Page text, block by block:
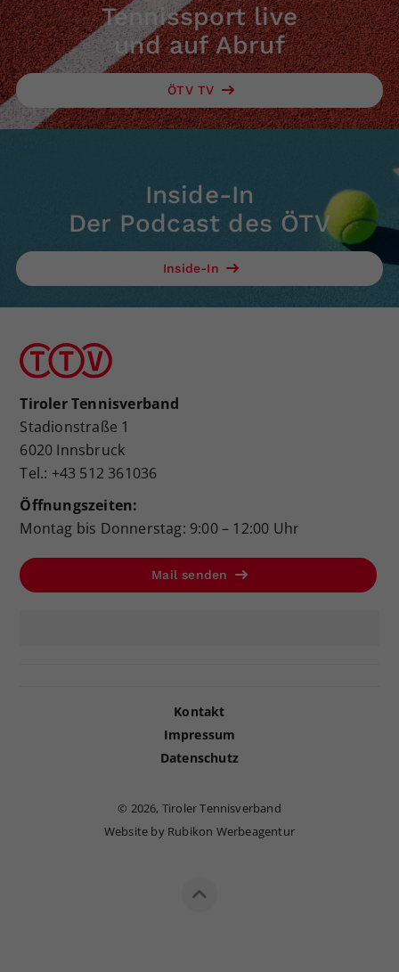
Tennissport live
und auf Abruf
ÖTV TV
Inside-In
Der Podcast des ÖTV
Inside-In
Tiroler Tennisverband
Stadionstraße 1
6020 Innsbruck
Tel.: +43 512 361036
Öffnungszeiten:
Montag bis Donnerstag: 9:00 – 12:00 Uhr
Mail senden
Kontakt
Impressum
Datenschutz
© 2026, Tiroler Tennisverband
Website by Rubikon Werbeagentur